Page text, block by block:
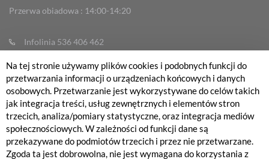
Przerwa obiadowa : 14:00-14:20
Infolinia 536 406 462
info@fabrykarowerow.com
Reklamacje
sklep@fabrykarowerow.com
Serwis 505 700 393
serwis@fabrykarowerow.com
Bikefitting 451 159 109
Na tej stronie używamy plików cookies i podobnych funkcji do
przetwarzania informacji o urządzeniach końcowych i danych
osobowych. Przetwarzanie jest wykorzystywane do celów takich
jak integracja treści, usług zewnętrznych i elementów stron
trzecich, analiza/pomiary statystyczne, oraz integracja mediów
społecznościowych. W zależności od funkcji dane są
przekazywane do podmiotów trzecich i przez nie przetwarzane.
Zgoda ta jest dobrowolna, nie jest wymagana do korzystania z